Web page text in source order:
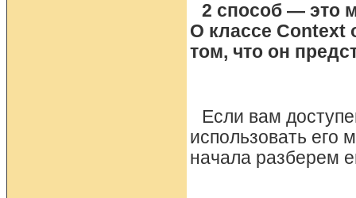
2 способ — это
О классе Context
том, что он
Если вам
использовать его
начала разберем